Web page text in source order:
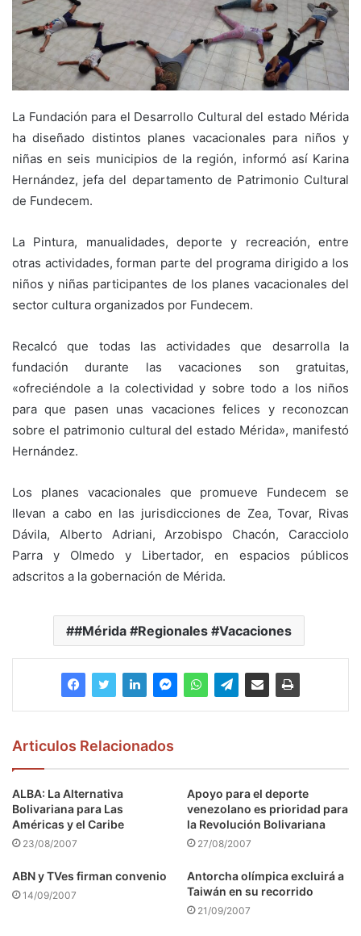
La Fundación para el Desarrollo Cultural del estado Mérida
ha diseñado distintos planes vacacionales para niños y
niñas en seis municipios de la región, informó así Karina
Hernández, jefa del departamento de Patrimonio Cultural
de Fundecem.
La Pintura, manualidades, deporte y recreación, entre
otras actividades, forman parte del programa dirigido a los
niños y niñas participantes de los planes vacacionales del
sector cultura organizados por Fundecem.
Recalcó que todas las actividades que desarrolla la
fundación durante las vacaciones son gratuitas,
«ofreciéndole a la colectividad y sobre todo a los niños
para que pasen unas vacaciones felices y reconozcan
sobre el patrimonio cultural del estado Mérida», manifestó
Hernández.
Los planes vacacionales que promueve Fundecem se
llevan a cabo en las jurisdicciones de Zea, Tovar, Rivas
Dávila, Alberto Adriani, Arzobispo Chacón, Caracciolo
Parra y Olmedo y Libertador, en espacios públicos
adscritos a la gobernación de Mérida.
#Mérida #Regionales #Vacaciones
Articulos Relacionados
ALBA: La Alternativa
Bolivariana para Las
Américas y el Caribe
23/08/2007
Apoyo para el deporte
venezolano es prioridad para
la Revolución Bolivariana
27/08/2007
ABN y TVes firman convenio
14/09/2007
Antorcha olímpica excluirá a
Taiwán en su recorrido
21/09/2007